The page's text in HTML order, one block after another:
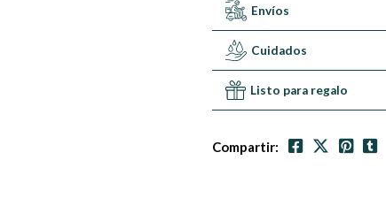
Envíos
Cuidados
Listo para regalo
Compartir: